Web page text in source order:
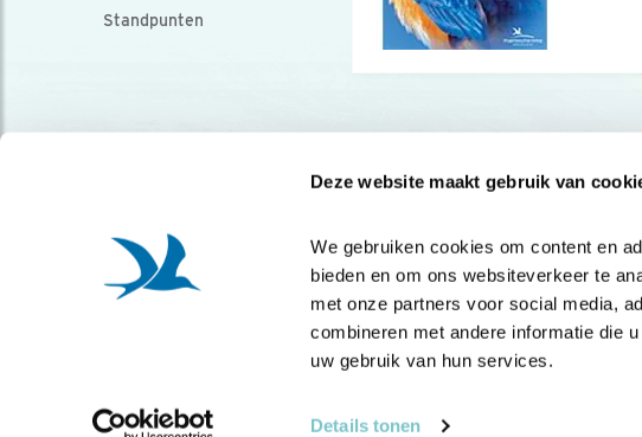
Deze website maakt gebruik van
We gebruiken cookies om content en
bieden en om ons websiteverkeer te
met onze partners voor social media,
combineren met andere informatie die
uw gebruik van hun services.
Details tonen
Standpunten